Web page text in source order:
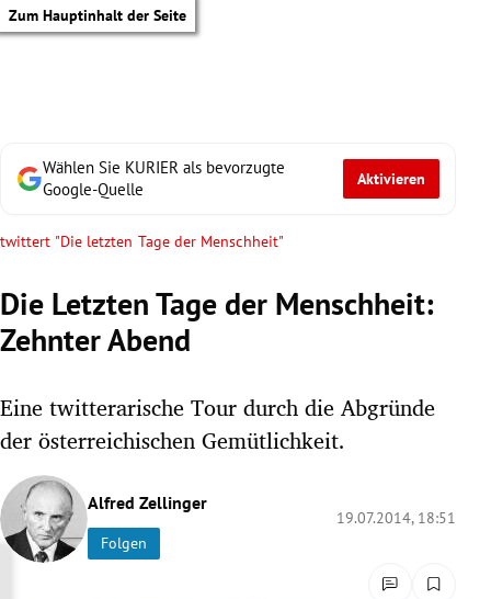
Zum Hauptinhalt der Seite
Untermenü
Untermenü
Wählen Sie KURIER als bevorzugte
Google-Quelle
Aktivieren
twittert "Die letzten Tage der Menschheit"
Die Letzten Tage der Menschheit:
Zehnter Abend
Eine twitterarische Tour durch die Abgründe
der österreichischen Gemütlichkeit.
Alfred Zellinger
Folgen
19.07.2014, 18:51